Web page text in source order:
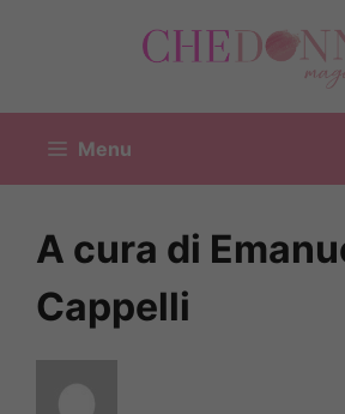
Menu
A cura di
Cappelli